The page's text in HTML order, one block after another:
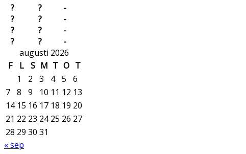
?
?
-
?
?
-
?
?
-
?
?
-
augusti 2026
F
L S M T O T
1
2 3 4 5
6
7 8 9 10 11 12 13
14 15 16 17 18 19 20
21 22 23 24 25 26 27
28 29 30 31
« sep